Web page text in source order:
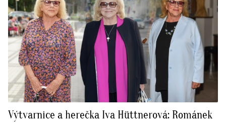
Výtvarnice a herečka Iva Hüttnerová: Románek